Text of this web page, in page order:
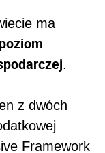
ma
.
z dwóch
Framework